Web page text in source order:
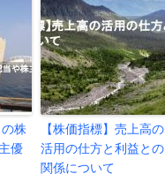
株
優
【株価指標】売上高の
活用の仕方と利益との
関係について